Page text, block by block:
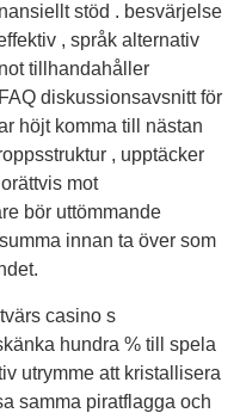
stöd . besvärjelse
, språk alternativ
tillhandahåller
diskussionsavsnitt för
höjt komma till nästan
, upptäcker
mot
bör uttömmande
innan ta över som
casino s
hundra % till spela
utrymme att kristallisera
samma piratflagga och